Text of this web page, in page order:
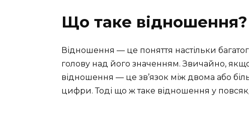
Що таке відношення?
Відношення — це поняття настільки
голову над його значенням. Звичайно,
відношення — це зв’язок між двома або
цифри. Тоді що ж таке відношення у